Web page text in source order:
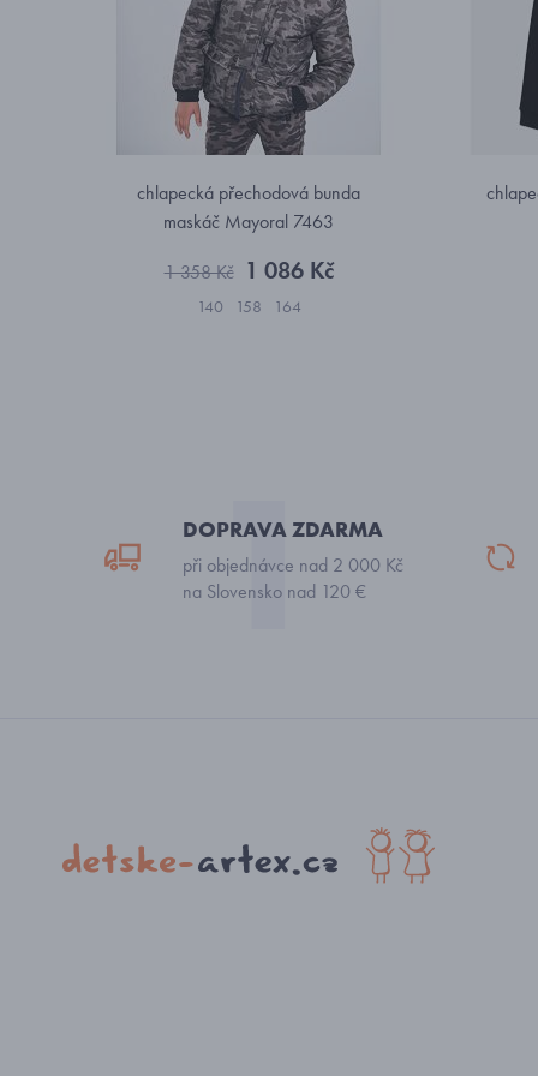
chlapecká přechodová bunda
maskáč Mayoral 7463
1 358 Kč 1 086 Kč
140 158 164
DOPRAVA ZDARMA
při objednávce nad 2 000 Kč
na Slovensko nad 120 €